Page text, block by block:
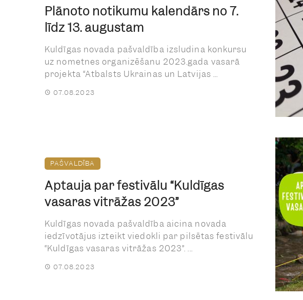
Plānoto notikumu kalendārs no 7.
līdz 13. augustam
Kuldīgas novada pašvaldība izsludina konkursu
uz nometnes organizēšanu 2023.gada vasarā
projekta “Atbalsts Ukrainas un Latvijas ...
07.08.2023
PAŠVALDĪBA
Aptauja par festivālu “Kuldīgas
vasaras vitrāžas 2023”
Kuldīgas novada pašvaldība aicina novada
iedzīvotājus izteikt viedokli par pilsētas festivālu
“Kuldīgas vasaras vitrāžas 2023”. ...
07.08.2023